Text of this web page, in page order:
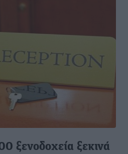
ξενοδοχεία ξεκινά